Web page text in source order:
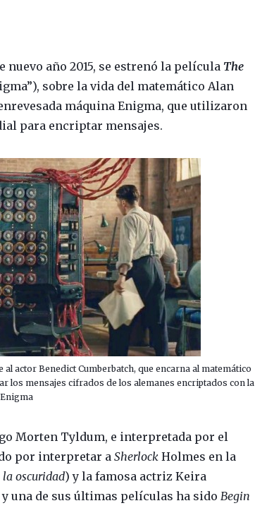
nuevo año 2015, se estrenó la película The
sobre la vida del matemático Alan
máquina Enigma, que utilizaron
para encriptar mensajes.
actor Benedict Cumberbatch, que encarna al matemático
los mensajes cifrados de los alemanes encriptados con la
Morten Tyldum, e interpretada por el
por interpretar aSherlockHolmes en la
la oscuridad) y la famosa actriz Keira
y una de sus últimas películas ha sidoBegin